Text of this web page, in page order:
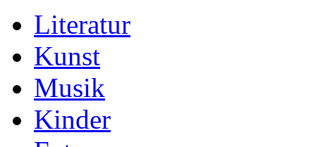
Literatur
Kunst
Musik
Kinder